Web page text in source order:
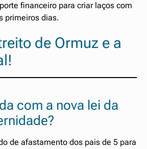
financeiro para criar laços com
primeiros dias.
de Ormuz e a
com a nova lei da
de afastamento dos pais de 5 para